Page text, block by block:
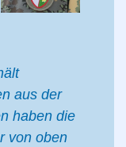
aus der
haben die
von oben